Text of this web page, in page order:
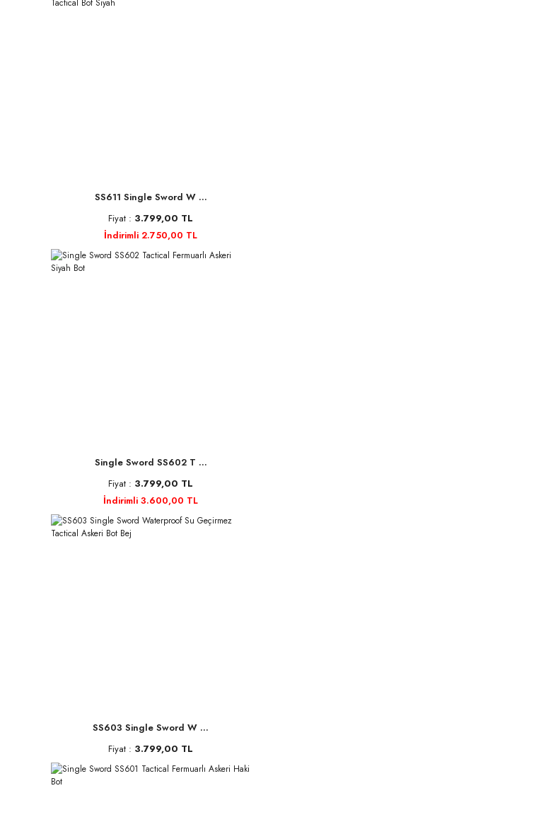
SS611 Single Sword W ...
Fiyat : 3.799,00 TL
İndirimli 2.750,00 TL
Single Sword SS602 T ...
Fiyat : 3.799,00 TL
İndirimli 3.600,00 TL
SS603 Single Sword W ...
Fiyat : 3.799,00 TL